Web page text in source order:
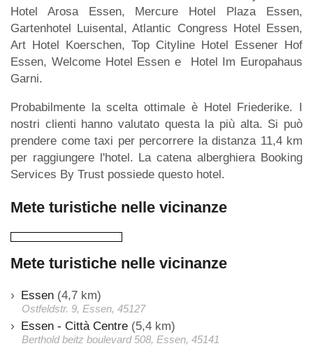
Hotel Arosa Essen, Mercure Hotel Plaza Essen,
Gartenhotel Luisental, Atlantic Congress Hotel Essen,
Art Hotel Koerschen, Top Cityline Hotel Essener Hof
Essen, Welcome Hotel Essen e Hotel Im Europahaus
Garni.
Probabilmente la scelta ottimale è Hotel Friederike. I
nostri clienti hanno valutato questa la più alta. Si può
prendere come taxi per percorrere la distanza 11,4 km
per raggiungere l'hotel. La catena alberghiera Booking
Services By Trust possiede questo hotel.
Mete turistiche nelle vicinanze
Mete turistiche nelle vicinanze
Essen (4,7 km)
Ostfeldstr. 9, Essen, 45127
Essen - Città Centre (5,4 km)
Berthold beitz boulevard 508, Essen, 45141